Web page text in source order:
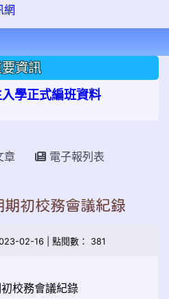
資訊
學正式編班資料
章 電子報列表
初校務會議紀錄
02-16 | 點閱數： 381
校務會議紀錄